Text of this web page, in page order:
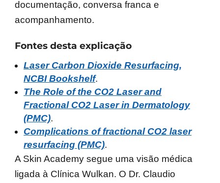
documentação, conversa franca e
acompanhamento.
Fontes desta explicação
Laser Carbon Dioxide Resurfacing,
NCBI Bookshelf.
The Role of the CO2 Laser and
Fractional CO2 Laser in Dermatology
(PMC).
Complications of fractional CO2 laser
resurfacing (PMC).
A Skin Academy segue uma visão médica
ligada à Clínica Wulkan. O Dr. Claudio